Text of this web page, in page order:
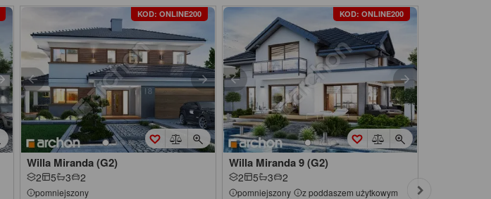
KOD: ONLINE200
Willa Miranda (G2)
2 5 3 2
pomniejszony
KOD: ONLINE200
Willa Miranda 9 (G2)
2 5 3 2
pomniejszony
z poddaszem użytkowym